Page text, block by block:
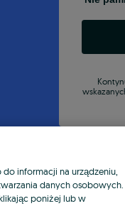
informacji na urządzeniu,
danych osobowych.
poniżej lub w